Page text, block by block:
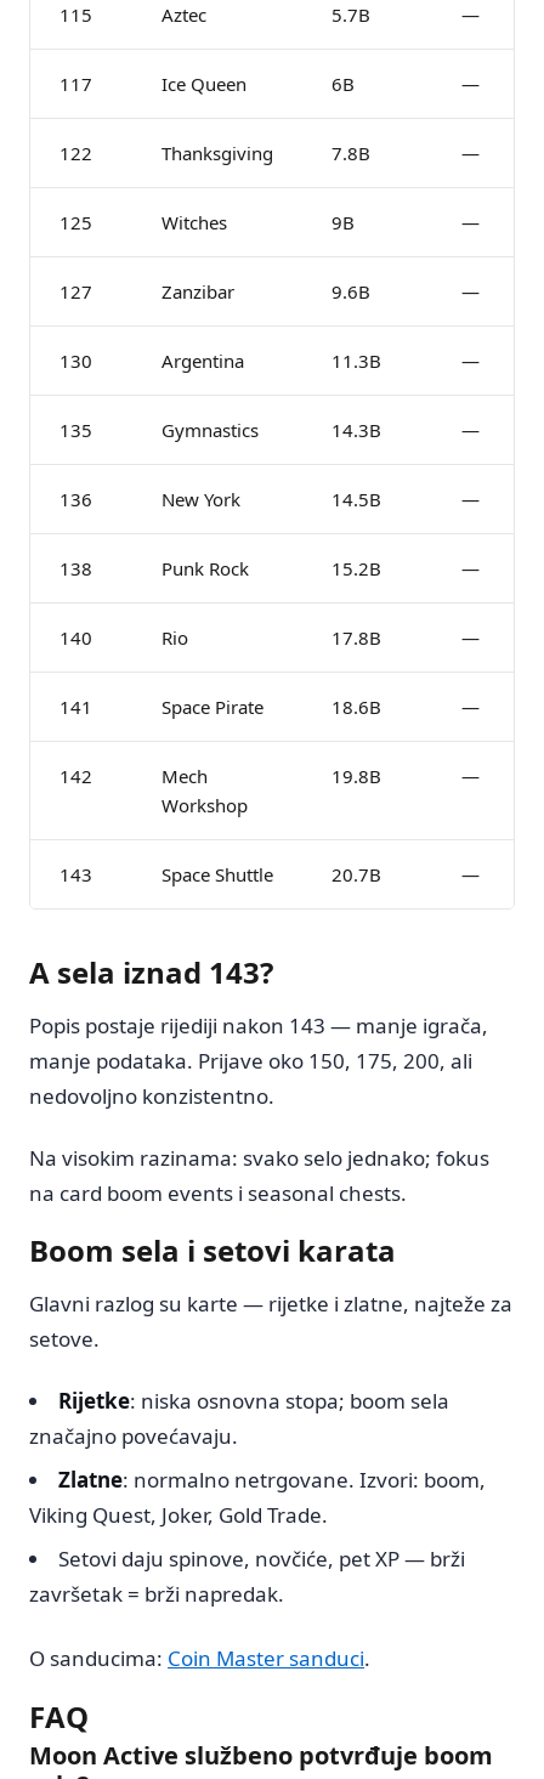
115 Aztec 5.7B —
117 Ice Queen 6B —
122 Thanksgiving 7.8B —
125 Witches 9B —
127 Zanzibar 9.6B —
130 Argentina 11.3B —
135 Gymnastics 14.3B —
136 New York 14.5B —
138 Punk Rock 15.2B —
140 Rio 17.8B —
141 Space Pirate 18.6B —
142
Mech
Workshop
19.8B —
143 Space Shuttle 20.7B —
A sela iznad 143?
Popis postaje rijediji nakon 143 — manje igrača,
manje podataka. Prijave oko 150, 175, 200, ali
nedovoljno konzistentno.
Na visokim razinama: svako selo jednako; fokus
na card boom events i seasonal chests.
Boom sela i setovi karata
Glavni razlog su karte — rijetke i zlatne, najteže za
setove.
Rijetke: niska osnovna stopa; boom sela
značajno povećavaju.
Zlatne: normalno netrgovane. Izvori: boom,
Viking Quest, Joker, Gold Trade.
Setovi daju spinove, novčiće, pet XP — brži
završetak = brži napredak.
O sanducima: Coin Master sanduci.
FAQ
Moon Active službeno potvrđuje boom